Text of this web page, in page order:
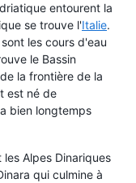
entourent la
se trouve l'Italie.
les cours d'eau
le Bassin
la frontière de la
est né de
bien longtemps
Alpes Dinariques
qui culmine à